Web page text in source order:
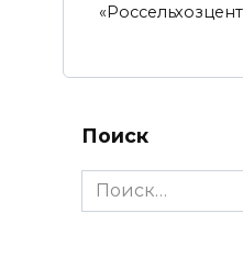
Поиск
Search
for: